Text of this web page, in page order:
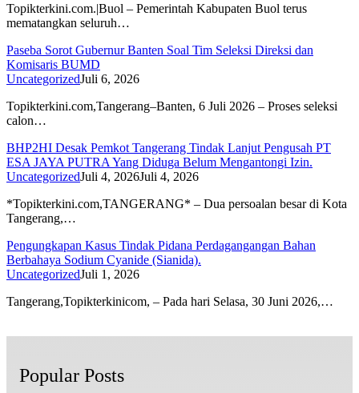
Topikterkini.com.|Buol – Pemerintah Kabupaten Buol terus
mematangkan seluruh…
Paseba Sorot Gubernur Banten Soal Tim Seleksi Direksi dan
Komisaris BUMD
UncategorizedJuli 6, 2026
Topikterkini.com,Tangerang–Banten, 6 Juli 2026 – Proses seleksi
calon…
BHP2HI Desak Pemkot Tangerang Tindak Lanjut Pengusah PT
ESA JAYA PUTRA Yang Diduga Belum Mengantongi Izin.
UncategorizedJuli 4, 2026Juli 4, 2026
*Topikterkini.com,TANGERANG* – Dua persoalan besar di Kota
Tangerang,…
Pengungkapan Kasus Tindak Pidana Perdagangangan Bahan
Berbahaya Sodium Cyanide (Sianida).
UncategorizedJuli 1, 2026
Tangerang,Topikterkinicom, – Pada hari Selasa, 30 Juni 2026,…
Popular Posts